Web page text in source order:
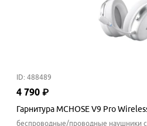
ID: 488489
4 790 ₽
Гарнитура MCHOSE V9 Pro
беспроводные/проводные наушники